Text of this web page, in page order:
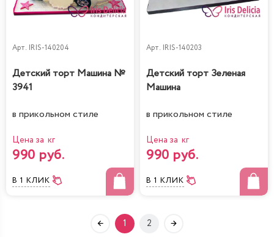
Арт. IRIS-140204
Детский торт Машина №
3941
в прикольном стиле
Цена за кг
990 руб.
В 1 КЛИК
Арт. IRIS-140203
Детский торт Зеленая
Машина
в прикольном стиле
Цена за кг
990 руб.
В 1 КЛИК
1 2